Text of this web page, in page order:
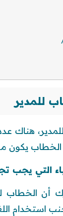
للمدير
هناك
يكون
التي يجب
أن الخطاب
استخدام